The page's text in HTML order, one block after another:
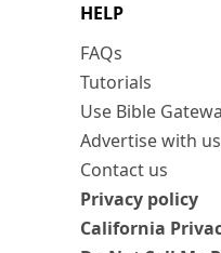
HELP
FAQs
Tutorials
Use Bible
Advertise with us
Contact us
Privacy policy
California